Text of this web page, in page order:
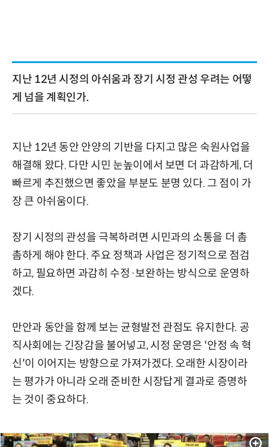
지난 12년 시정의 아쉬움과 장기 시정 관성 우려는 어떻
게 넘을 계획인가.
지난 12년 동안 안양의 기반을 다지고 많은 숙원사업을
해결해 왔다. 다만 시민 눈높이에서 보면 더 과감하게, 더
빠르게 추진했으면 좋았을 부분도 분명 있다. 그 점이 가
장 큰 아쉬움이다.
장기 시정의 관성을 극복하려면 시민과의 소통을 더 촘
촘하게 해야 한다. 주요 정책과 사업은 정기적으로 점검
하고, 필요하면 과감히 수정·보완하는 방식으로 운영하
겠다.
만안과 동안을 함께 보는 균형발전 관점도 유지한다. 공
직사회에는 긴장감을 불어넣고, 시정 운영은 '안정 속 혁
신'이 이어지는 방향으로 가져가겠다. 오래한 시장이라
는 평가가 아니라 오래 준비한 시장답게 결과로 증명하
는 것이 중요하다.